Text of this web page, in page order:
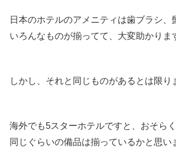
日本のホテルのアメニティは歯ブラシ、
いろんなものが揃ってて、大変助かりま
しかし、それと同じものがあるとは限り
海外でも5スターホテルですと、おそら
同じぐらいの備品は揃っているかと思い